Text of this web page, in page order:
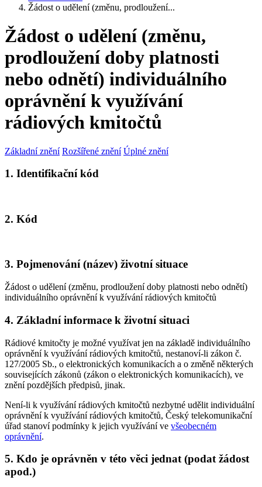
Žádost o udělení (změnu, prodloužení...
Žádost o udělení (změnu,
prodloužení doby platnosti
nebo odnětí) individuálního
oprávnění k využívání
rádiových kmitočtů
Základní znění Rozšířené znění Úplné znění
1. Identifikační kód
2. Kód
3. Pojmenování (název) životní situace
Žádost o udělení (změnu, prodloužení doby platnosti nebo odnětí)
individuálního oprávnění k využívání rádiových kmitočtů
4. Základní informace k životní situaci
Rádiové kmitočty je možné využívat jen na základě individuálního
oprávnění k využívání rádiových kmitočtů, nestanoví-li zákon č.
127/2005 Sb., o elektronických komunikacích a o změně některých
souvisejících zákonů (zákon o elektronických komunikacích), ve
znění pozdějších předpisů, jinak.
Není-li k využívání rádiových kmitočtů nezbytné udělit individuální
oprávnění k využívání rádiových kmitočtů, Český telekomunikační
úřad stanoví podmínky k jejich využívání ve všeobecném
oprávnění.
5. Kdo je oprávněn v této věci jednat (podat žádost
apod.)